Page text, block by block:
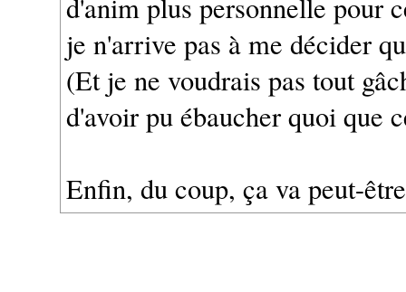
d'anim plus personnelle pour
je n'arrive pas à me décider
(Et je ne voudrais pas tout
d'avoir pu ébaucher quoi que
Enfin, du coup, ça va peut-